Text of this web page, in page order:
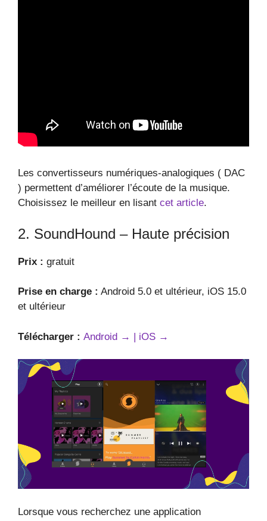
Les convertisseurs numériques-analogiques ( DAC
) permettent d’améliorer l’écoute de la musique.
Choisissez le meilleur en lisant cet article.
2. SoundHound – Haute précision
Prix : gratuit
Prise en charge : Android 5.0 et ultérieur, iOS 15.0
et ultérieur
Télécharger : Android → | iOS →
Lorsque vous recherchez une application